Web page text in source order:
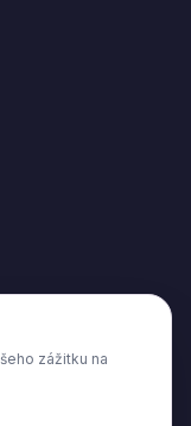
zážitku na